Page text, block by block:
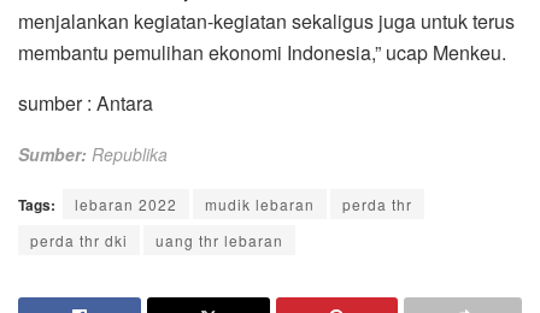
menjalankan kegiatan-kegiatan sekaligus juga untuk terus
membantu pemulihan ekonomi Indonesia,” ucap Menkeu.
sumber : Antara
Sumber: Republika
Tags: lebaran 2022 mudik lebaran
perda thr
perda thr dki
uang thr lebaran